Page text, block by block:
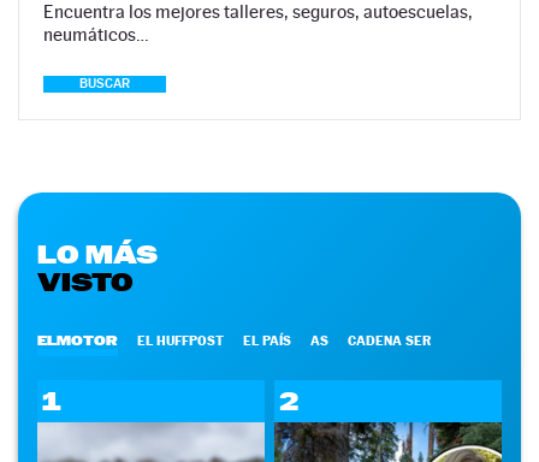
Encuentra los mejores talleres, seguros, autoescuelas,
neumáticos…
BUSCAR
LO MÁS
VISTO
ELMOTOR EL HUFFPOST EL PAÍS AS CADENA SER
1 2